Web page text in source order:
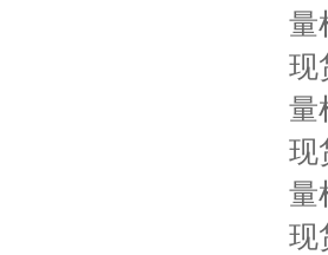
量
现
量
现
量
现